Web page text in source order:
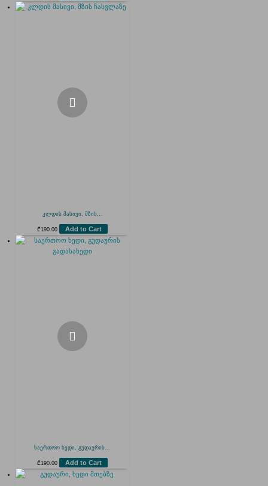
კლდის მასივი, მზის...
₾190.00 Add to Cart
საერთოო ხედი, გუდაურის...
₾190.00 Add to Cart